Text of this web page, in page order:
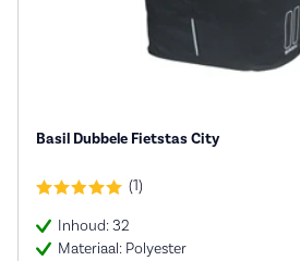
Basil Dubbele Fietstas City
(1)
Inhoud: 32
Materiaal: Polyester